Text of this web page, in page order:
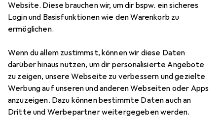
Website. Diese brauchen wir, um dir bspw. ein sicheres
Login und Basisfunktionen wie den Warenkorb zu
ermöglichen.
Wenn du allem zustimmst, können wir diese Daten
darüber hinaus nutzen, um dir personalisierte Angebote
zu zeigen, unsere Webseite zu verbessern und gezielte
Werbung auf unseren und anderen Webseiten oder Apps
anzuzeigen. Dazu können bestimmte Daten auch an
Dritte und Werbepartner weitergegeben werden.
Fühl dich umarmt
Preis in EUR inkl. MwSt.
EUR
12,–
Bewertungen Marke
Mehr von Heyne